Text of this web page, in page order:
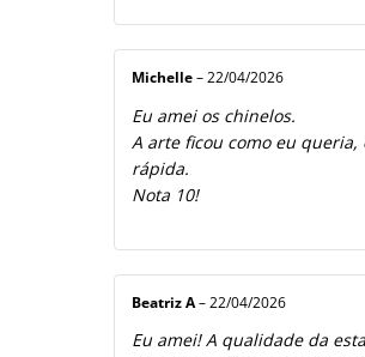
Michelle – 22/04/2026
Eu amei os chinelos.
A arte ficou como eu
rápida.
Nota 10!
Beatriz A – 22/04/2026
Eu amei! A qualidade da